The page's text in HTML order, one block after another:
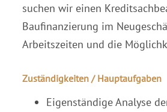
suchen wir einen
Baufinanzierung im
Arbeitszeiten und die
Zuständigkeiten / Hauptaufgaben
Eigenständige Analyse